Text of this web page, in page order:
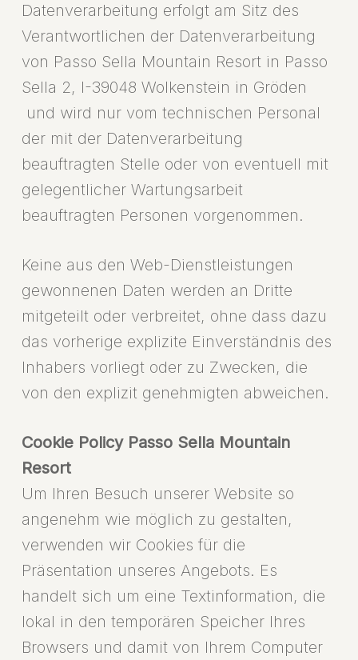
Datenverarbeitung erfolgt am Sitz des
Verantwortlichen der Datenverarbeitung
von Passo Sella Mountain Resort in Passo
Sella 2, I-39048 Wolkenstein in Gröden
und wird nur vom technischen Personal
der mit der Datenverarbeitung
beauftragten Stelle oder von eventuell mit
gelegentlicher Wartungsarbeit
beauftragten Personen vorgenommen.
Keine aus den Web-Dienstleistungen
gewonnenen Daten werden an Dritte
mitgeteilt oder verbreitet, ohne dass dazu
das vorherige explizite Einverständnis des
Inhabers vorliegt oder zu Zwecken, die
von den explizit genehmigten abweichen.
Cookie Policy Passo Sella Mountain
Resort
Um Ihren Besuch unserer Website so
angenehm wie möglich zu gestalten,
verwenden wir Cookies für die
Präsentation unseres Angebots. Es
handelt sich um eine Textinformation, die
lokal in den temporären Speicher Ihres
Browsers und damit von Ihrem Computer